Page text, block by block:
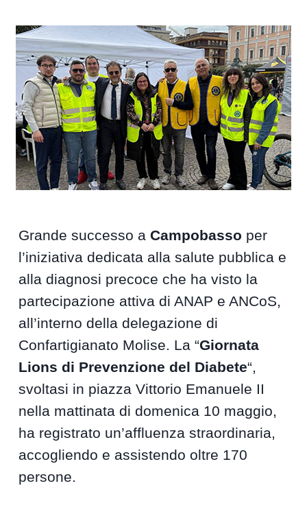
Grande successo aCampobasso per
l’iniziativa dedicata alla salute pubblica e
alla diagnosi precoce che ha visto la
partecipazione attiva di ANAP e ANCoS,
all’interno della delegazione di
Confartigianato Molise. La “Giornata
Lions di Prevenzione del Diabete“,
svoltasi in piazza Vittorio Emanuele II
nella mattinata di domenica 10 maggio,
ha registrato un’affluenza straordinaria,
accogliendo e assistendo oltre 170
persone.